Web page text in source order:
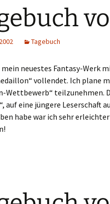
Tagebuch
mein neuestes Fantasy-Werk
vollendet. Ich plane
Wettbewerb“ teilzunehmen.
auf eine jüngere Leserschaft
habe war ich sehr